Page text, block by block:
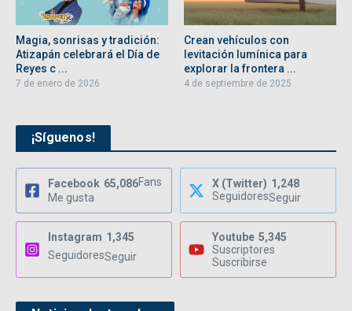
Magia, sonrisas y tradición:
Atizapán celebrará el Día de
Reyes c ...
7 de enero de 2026
Crean vehículos con
levitación lumínica para
explorar la frontera ...
4 de septiembre de 2025
¡Síguenos!
Facebook 65,086Fans
Me gusta
X (Twitter) 1,248
SeguidoresSeguir
Instagram 1,345
SeguidoresSeguir
Youtube 5,345
Suscriptores
Suscribirse